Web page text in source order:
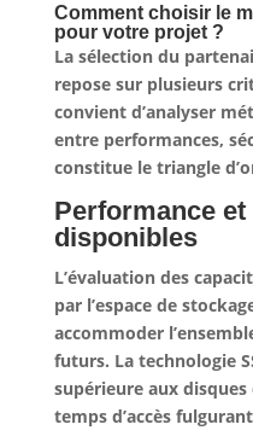
Comment choisir le
pour votre projet ?
La sélection du
repose sur plusieurs
convient d’analyser
entre performances,
constitue le triangle
Performance
disponibles
L’évaluation des
par l’espace de
accommoder
futurs. La technologie
supérieure aux
temps d’accès